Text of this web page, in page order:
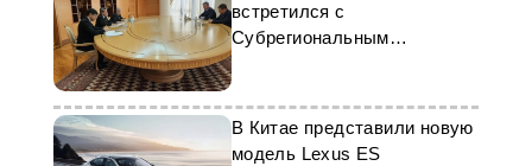
встретился с
Субрегиональным
координатором ФАО по
Центральной Азии Виорело
Гуцу
В Китае представили новую
модель Lexus ES